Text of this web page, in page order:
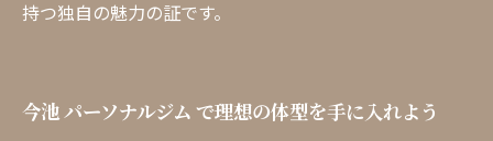
持つ独自の魅力の証です。
今池 パーソナルジム で理想の体型を手に入れよう